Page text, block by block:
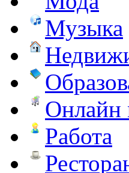
Музыка
Онлайн
Работа